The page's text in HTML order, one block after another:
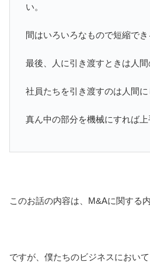
い。
間はいろいろなもので短縮でき
最後、人に引き渡すときは人間
社員たちを引き渡すのは人間に
真ん中の部分を機械にすれば上
このお話の内容は、M&Aに関する内
ですが、僕たちのビジネスにおい